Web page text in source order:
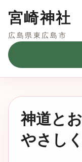
宮崎神社
広島県東広島市
神道と
やさし